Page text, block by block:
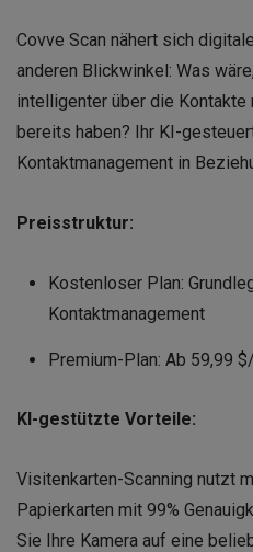
Covve Scan nähert sich
anderen Blickwinkel: Was
intelligenter über die Kontakte
bereits haben? Ihr KI-
Kontaktmanagement in
Preisstruktur:
Kostenloser Plan:
Kontaktmanagement
Premium-Plan: Ab 59,99
KI-gestützte Vorteile:
Visitenkarten-Scanning nutzt
Papierkarten mit 99%
Sie Ihre Kamera auf eine